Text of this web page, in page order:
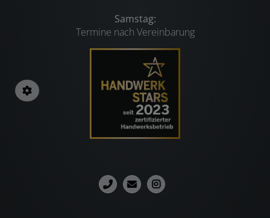
Samstag:
Termine nach Vereinbarung